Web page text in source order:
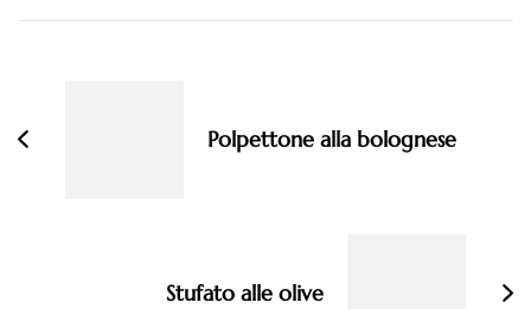
Polpettone alla bolognese
Stufato alle olive